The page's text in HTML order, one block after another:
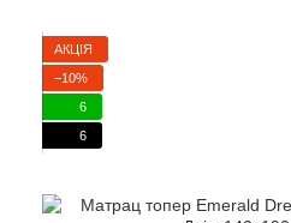
АКЦІЯ
−10%
6
6